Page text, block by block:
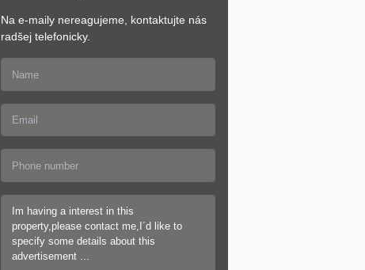
Na e-maily nereagujeme, kontaktujte nás
radšej telefonicky.